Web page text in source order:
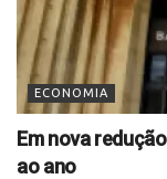
ECONOMIA
Em nova
ao ano